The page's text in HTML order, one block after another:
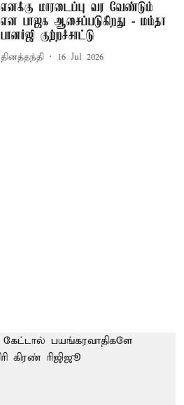
எனக்கு மாரடைப்பு வர வேண்டும்
என பாஜக ஆசைப்படுகிறது - மம்தா
பானர்ஜி குற்றச்சாட்டு
தினத்தந்தி 16 Jul 2026